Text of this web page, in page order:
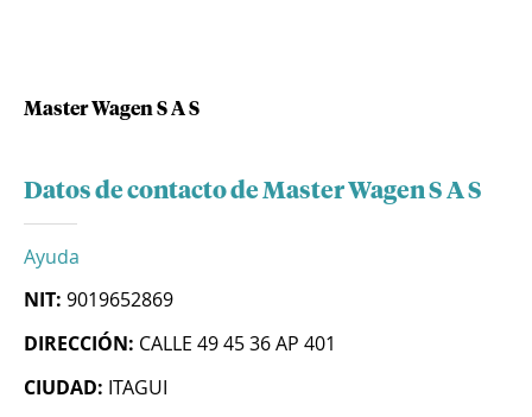
Master Wagen S A S
Datos de contacto de Master Wagen S A S
Ayuda
NIT: 9019652869
DIRECCIÓN: CALLE 49 45 36 AP 401
CIUDAD: ITAGUI